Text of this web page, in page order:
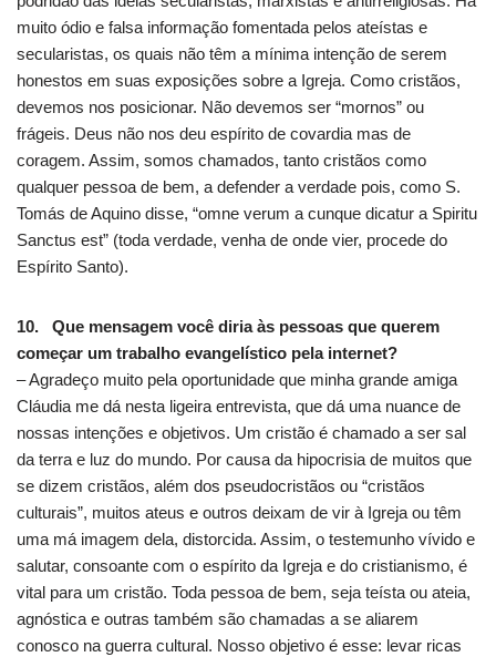
muito ódio e falsa informação fomentada pelos ateístas e
secularistas, os quais não têm a mínima intenção de serem
honestos em suas exposições sobre a Igreja. Como cristãos,
devemos nos posicionar. Não devemos ser “mornos” ou
frágeis. Deus não nos deu espírito de covardia mas de
coragem. Assim, somos chamados, tanto cristãos como
qualquer pessoa de bem, a defender a verdade pois, como S.
Tomás de Aquino disse, “omne verum a cunque dicatur a Spiritu
Sanctus est” (toda verdade, venha de onde vier, procede do
Espírito Santo).
10. Que mensagem você diria às pessoas que querem
começar um trabalho evangelístico pela internet?
– Agradeço muito pela oportunidade que minha grande amiga
Cláudia me dá nesta ligeira entrevista, que dá uma nuance de
nossas intenções e objetivos. Um cristão é chamado a ser sal
da terra e luz do mundo. Por causa da hipocrisia de muitos que
se dizem cristãos, além dos pseudocristãos ou “cristãos
culturais”, muitos ateus e outros deixam de vir à Igreja ou têm
uma má imagem dela, distorcida. Assim, o testemunho vívido e
salutar, consoante com o espírito da Igreja e do cristianismo, é
vital para um cristão. Toda pessoa de bem, seja teísta ou ateia,
agnóstica e outras também são chamadas a se aliarem
conosco na guerra cultural. Nosso objetivo é esse: levar ricas